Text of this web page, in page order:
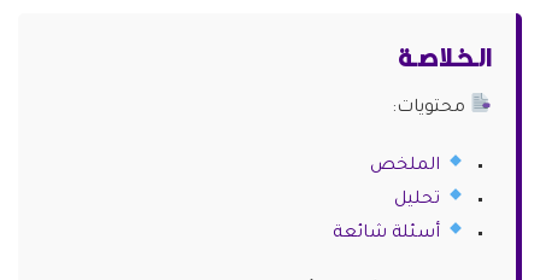
الـخـلاصـة
محتويات:
الملخص
تحليل
أسئلة شائعة